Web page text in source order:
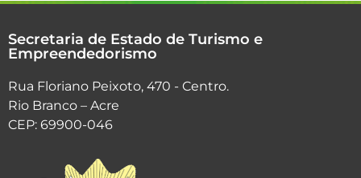
Secretaria de Estado de Turismo e
Empreendedorismo
Rua Floriano Peixoto, 470 - Centro.
Rio Branco – Acre
CEP: 69900-046